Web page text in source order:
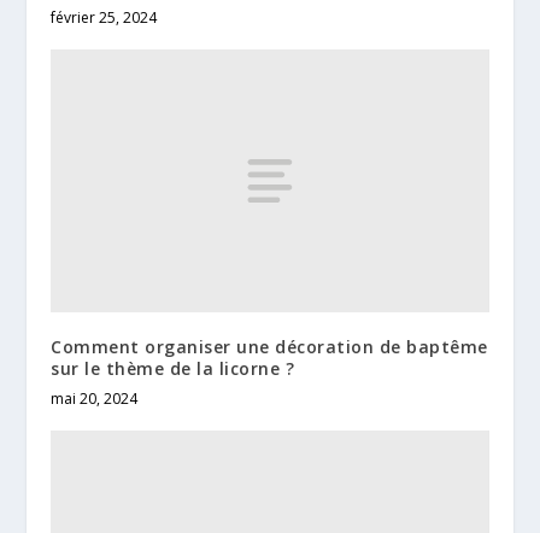
février 25, 2024
Comment organiser une décoration de baptême
sur le thème de la licorne ?
mai 20, 2024